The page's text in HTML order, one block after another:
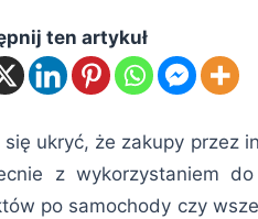
ten artykuł
się ukryć, że zakupy przez
z wykorzystaniem
po samochody czy